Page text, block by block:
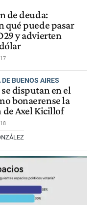
de deuda:
qué puede pasar
y advierten
BUENOS AIRES
disputan en el
bonaerense la
de Axel Kicillof